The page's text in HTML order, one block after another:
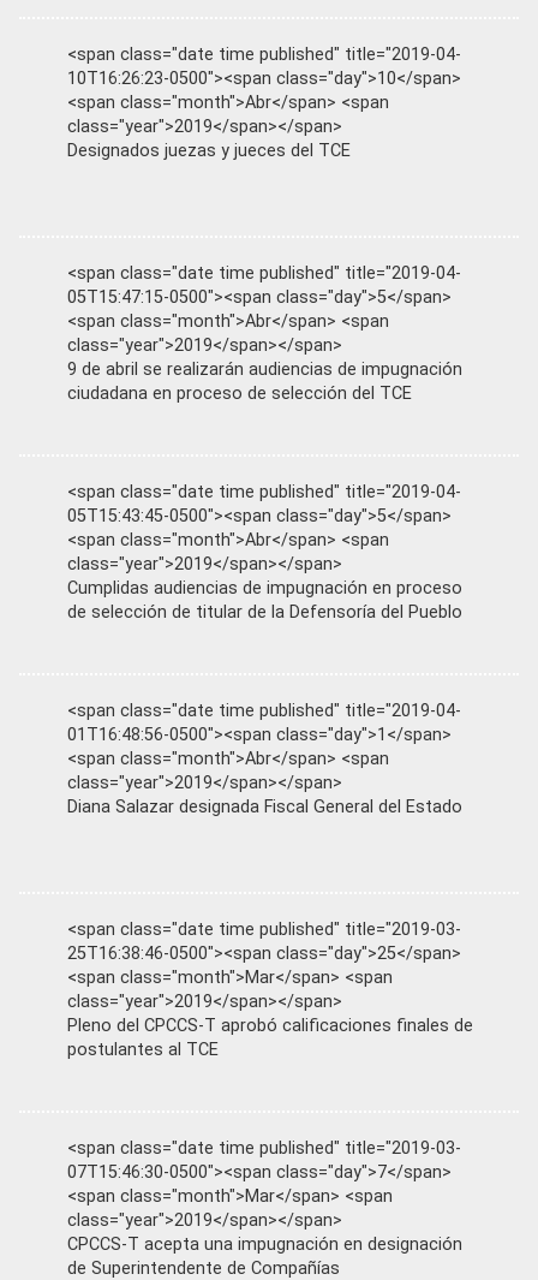
<span class="date time published" title="2019-04-
10T16:26:23-0500"><span class="day">10</span>
<span class="month">Abr</span> <span
class="year">2019</span></span>
Designados juezas y jueces del TCE
<span class="date time published" title="2019-04-
05T15:47:15-0500"><span class="day">5</span>
<span class="month">Abr</span> <span
class="year">2019</span></span>
9 de abril se realizarán audiencias de impugnación
ciudadana en proceso de selección del TCE
<span class="date time published" title="2019-04-
05T15:43:45-0500"><span class="day">5</span>
<span class="month">Abr</span> <span
class="year">2019</span></span>
Cumplidas audiencias de impugnación en proceso
de selección de titular de la Defensoría del Pueblo
<span class="date time published" title="2019-04-
01T16:48:56-0500"><span class="day">1</span>
<span class="month">Abr</span> <span
class="year">2019</span></span>
Diana Salazar designada Fiscal General del Estado
<span class="date time published" title="2019-03-
25T16:38:46-0500"><span class="day">25</span>
<span class="month">Mar</span> <span
class="year">2019</span></span>
Pleno del CPCCS-T aprobó calificaciones finales de
postulantes al TCE
<span class="date time published" title="2019-03-
07T15:46:30-0500"><span class="day">7</span>
<span class="month">Mar</span> <span
class="year">2019</span></span>
CPCCS-T acepta una impugnación en designación
de Superintendente de Compañías